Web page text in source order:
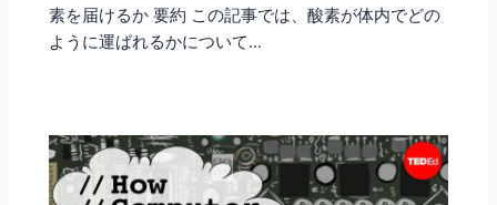
素を届けるか 要約 この記事では、酸素が体内でどの
ように運ばれるかについて…